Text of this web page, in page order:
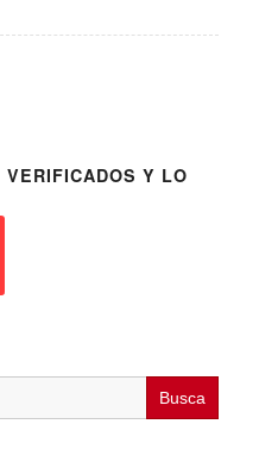
VERIFICADOS Y LO